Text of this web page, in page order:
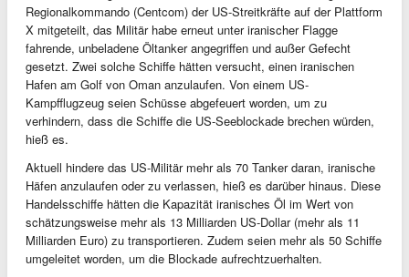
Regionalkommando (Centcom) der US-Streitkräfte auf der Plattform
X mitgeteilt, das Militär habe erneut unter iranischer Flagge
fahrende, unbeladene Öltanker angegriffen und außer Gefecht
gesetzt. Zwei solche Schiffe hätten versucht, einen iranischen
Hafen am Golf von Oman anzulaufen. Von einem US-
Kampfflugzeug seien Schüsse abgefeuert worden, um zu
verhindern, dass die Schiffe die US-Seeblockade brechen würden,
hieß es.
Aktuell hindere das US-Militär mehr als 70 Tanker daran, iranische
Häfen anzulaufen oder zu verlassen, hieß es darüber hinaus. Diese
Handelsschiffe hätten die Kapazität iranisches Öl im Wert von
schätzungsweise mehr als 13 Milliarden US-Dollar (mehr als 11
Milliarden Euro) zu transportieren. Zudem seien mehr als 50 Schiffe
umgeleitet worden, um die Blockade aufrechtzuerhalten.